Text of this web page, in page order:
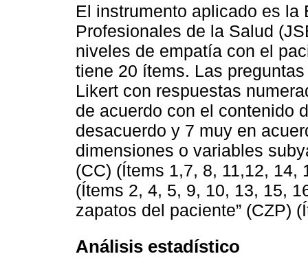
El instrumento aplicado es
Profesionales de la Salud
niveles de empatía con el
tiene 20 ítems. Las
Likert con respuestas
de acuerdo con el contenido
desacuerdo y 7 muy en
dimensiones o variables
(CC) (Ítems 1,7, 8, 11,12, 14,
(Ítems 2, 4, 5, 9, 10, 13, 15,
zapatos del paciente” (CZP)
Análisis estadístico